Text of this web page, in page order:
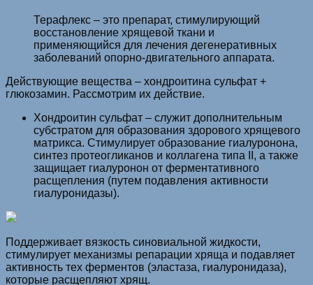
Терафлекс – это препарат, стимулирующий
восстановление хрящевой ткани и
применяющийся для лечения дегенеративных
заболеваний опорно-двигательного аппарата.
Действующие вещества – хондроитина сульфат +
глюкозамин. Рассмотрим их действие.
Хондроитин сульфат – служит дополнительным
субстратом для образования здорового хрящевого
матрикса. Стимулирует образование гиалуронона,
синтез протеогликанов и коллагена типа II, а также
защищает гиалуронон от ферментативного
расщепления (путем подавления активности
гиалуронидазы).
Поддерживает вязкость синовиальной жидкости,
стимулирует механизмы репарации хряща и подавляет
активность тех ферментов (эластаза, гиалуронидаза),
которые расщепляют хрящ.